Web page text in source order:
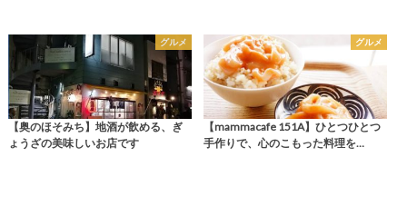
グルメ
【奥のほそみち】地酒が飲める、ぎ
ょうざの美味しいお店です
グルメ
【mammacafe 151A】ひとつひとつ
手作りで、心のこもった料理を…